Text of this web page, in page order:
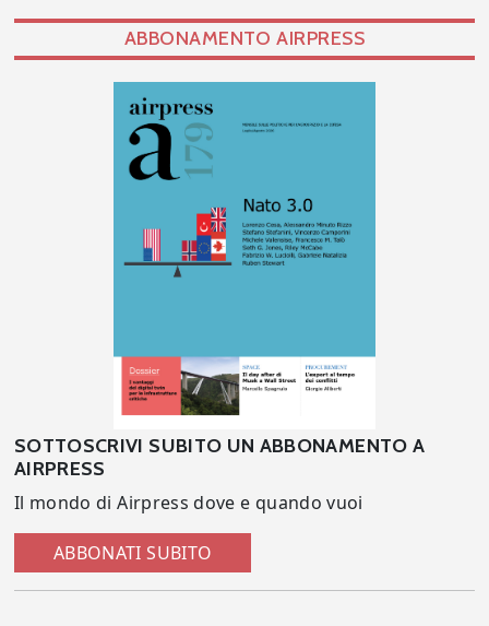
ABBONAMENTO AIRPRESS
SOTTOSCRIVI SUBITO UN ABBONAMENTO A
AIRPRESS
Il mondo di Airpress dove e quando vuoi
ABBONATI SUBITO